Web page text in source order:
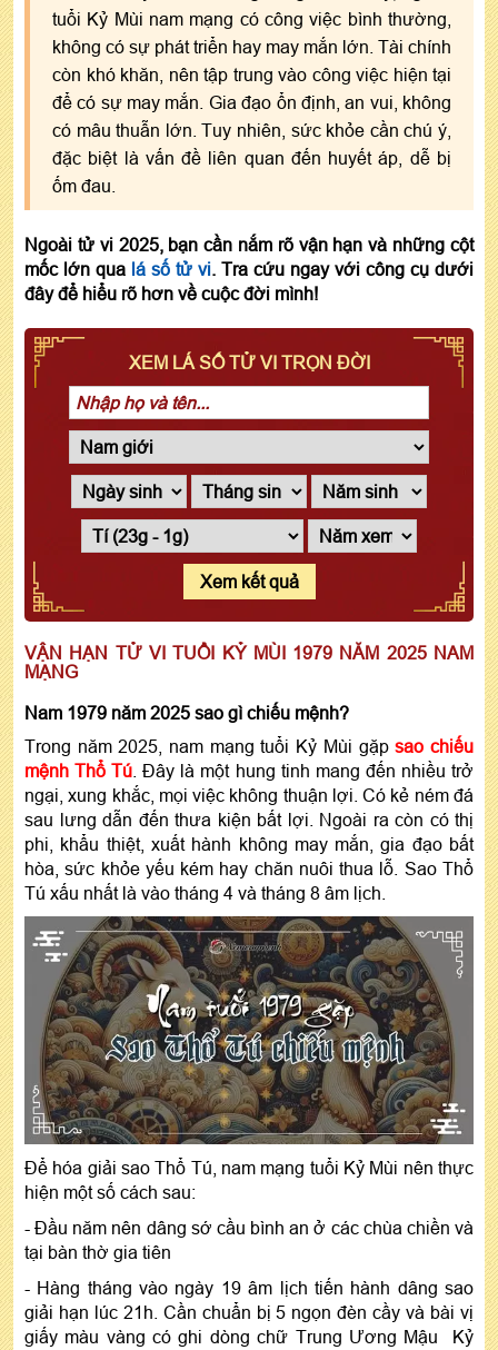
tuổi Kỷ Mùi nam mạng có công việc bình thường,
không có sự phát triển hay may mắn lớn. Tài chính
còn khó khăn, nên tập trung vào công việc hiện tại
để có sự may mắn. Gia đạo ổn định, an vui, không
có mâu thuẫn lớn. Tuy nhiên, sức khỏe cần chú ý,
đặc biệt là vấn đề liên quan đến huyết áp, dễ bị
ốm đau.
Ngoài tử vi 2025, bạn cần nắm rõ vận hạn và những cột
mốc lớn qua lá số tử vi. Tra cứu ngay với công cụ dưới
đây để hiểu rõ hơn về cuộc đời mình!
XEM LÁ SỐ TỬ VI TRỌN ĐỜI
Xem kết quả
VẬN HẠN TỬ VI TUỔI KỶ MÙI 1979 NĂM 2025 NAM
MẠNG
Nam 1979 năm 2025 sao gì chiếu mệnh?
Trong năm 2025, nam mạng tuổi Kỷ Mùi gặpsao chiếu
mệnh Thổ Tú . Đây là một hung tinh mang đến nhiều trở
ngại, xung khắc, mọi việc không thuận lợi. Có kẻ ném đá
sau lưng dẫn đến thưa kiện bất lợi. Ngoài ra còn có thị
phi, khẩu thiệt, xuất hành không may mắn, gia đạo bất
hòa, sức khỏe yếu kém hay chăn nuôi thua lỗ. Sao Thổ
Tú xấu nhất là vào tháng 4 và tháng 8 âm lịch.
Để hóa giải sao Thổ Tú, nam mạng tuổi Kỷ Mùi nên thực
hiện một số cách sau:
- Đầu năm nên dâng sớ cầu bình an ở các chùa chiền và
tại bàn thờ gia tiên
- Hàng tháng vào ngày 19 âm lịch tiến hành dâng sao
giải hạn lúc 21h. Cần chuẩn bị 5 ngọn đèn cầy và bài vị
giấy màu vàng có ghi dòng chữ Trung Ương Mậu Kỷ